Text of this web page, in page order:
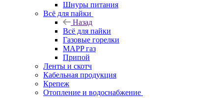
Шнуры питания
Всё для пайки
Назад
Всё для пайки
Газовые горелки
MAPP газ
Припой
Ленты и скотч
Кабельная продукция
Крепеж
Отопление и водоснабжение